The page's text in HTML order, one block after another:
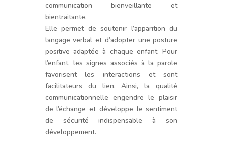
communication bienveillante et
bientraitante.
Elle permet de soutenir l’apparition du
langage verbal et d’adopter une posture
positive adaptée à chaque enfant. Pour
l’enfant, les signes associés à la parole
favorisent les interactions et sont
facilitateurs du lien. Ainsi, la qualité
communicationnelle engendre le plaisir
de l’échange et développe le sentiment
de sécurité indispensable à son
développement.